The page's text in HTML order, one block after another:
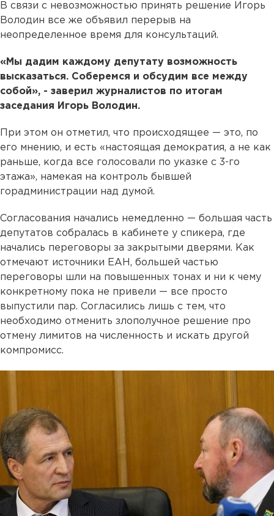
В связи с невозможностью принять решение Игорь
Володин все же объявил перерыв на
неопределенное время для консультаций.
«Мы дадим каждому депутату возможность
высказаться. Соберемся и обсудим все между
собой», - заверил журналистов по итогам
заседания Игорь Володин.
При этом он отметил, что происходящее — это, по
его мнению, и есть «настоящая демократия, а не как
раньше, когда все голосовали по указке с 3-го
этажа», намекая на контроль бывшей
горадминистрации над думой.
Согласования начались немедленно — большая часть
депутатов собралась в кабинете у спикера, где
начались переговоры за закрытыми дверями. Как
отмечают источники ЕАН, большей частью
переговоры шли на повышенных тонах и ни к чему
конкретному пока не привели — все просто
выпустили пар. Согласились лишь с тем, что
необходимо отменить злополучное решение про
отмену лимитов на численность и искать другой
компромисс.